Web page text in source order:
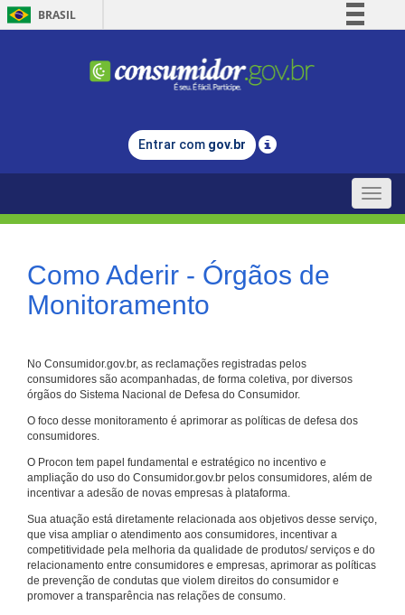
BRASIL
Comunica BR
Legislação
Entrar com gov.br
Toggle
Como Aderir - Órgãos de
Monitoramento
No Consumidor.gov.br, as reclamações registradas pelos
consumidores são acompanhadas, de forma coletiva, por diversos
órgãos do Sistema Nacional de Defesa do Consumidor.
O foco desse monitoramento é aprimorar as políticas de defesa dos
consumidores.
O Procon tem papel fundamental e estratégico no incentivo e
ampliação do uso do Consumidor.gov.br pelos consumidores, além de
incentivar a adesão de novas empresas à plataforma.
Sua atuação está diretamente relacionada aos objetivos desse serviço,
que visa ampliar o atendimento aos consumidores, incentivar a
competitividade pela melhoria da qualidade de produtos/ serviços e do
relacionamento entre consumidores e empresas, aprimorar as políticas
de prevenção de condutas que violem direitos do consumidor e
promover a transparência nas relações de consumo.